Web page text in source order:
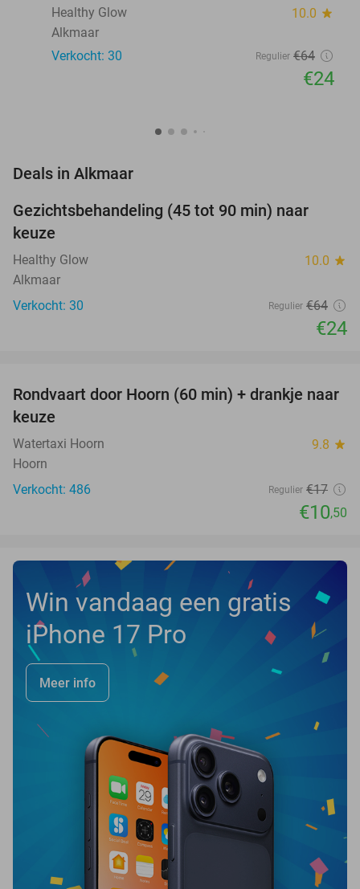
Healthy Glow 10.0 star
Alkmaar
Verkocht: 30
Regulier €64
€24
Deals in Alkmaar
TODAY
Gezichtsbehandeling (45 tot 90 min) naar
keuze
Healthy Glow 10.0 star
Alkmaar
Verkocht: 30
Regulier €64
€24
38%
Rondvaart door Hoorn (60 min) + drankje naar
keuze
Watertaxi Hoorn 9.8 star
Hoorn
Verkocht: 486
Regulier €17
€10,50
Win vandaag een gratis
iPhone 17 Pro
Meer info